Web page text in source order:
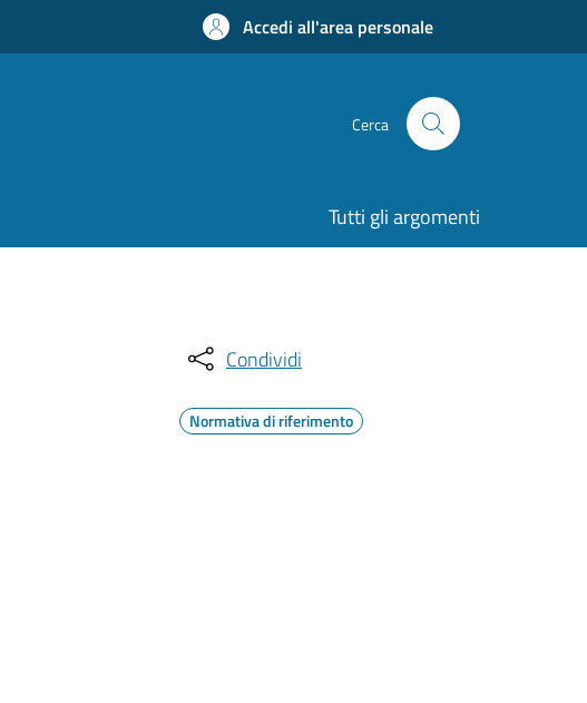
Accedi all'area personale
Cerca
Tutti gli argomenti
Condividi
Normativa di riferimento